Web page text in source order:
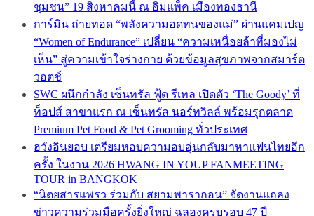
ชุมชน” 19 สิงหาคมนี้ ณ อิมแพ็ค เมืองทองธานี
การ์มิน ถ่ายทอด “พลังความอดทนของแม่” ผ่านแคมเปญ
“Women of Endurance” เปลี่ยน “ความเหนื่อยล้าที่มองไม่
เห็น” สู่ความเข้าใจร่างกาย ด้วยข้อมูลสุขภาพจากสมาร์ต
วอตช์
SWC ผนึกกำลัง เซ็นทรัล ฟู้ด รีเทล เปิดตัว ‘The Goody’ ที่
ท็อปส์ สาขาแรก ณ เซ็นทรัล นอร์ทวิลล์ พร้อมรุกตลาด
Premium Pet Food & Pet Grooming ทั่วประเทศ
ฮวังอินยอบ เตรียมหอบความอบอุ่นกลับมาหาแฟนไทยอีก
ครั้ง ในงาน 2026 HWANG IN YOUP FANMEETING
TOUR in BANGKOK
“นิตยสารแพรว ร่วมกับ สยามพารากอน” จัดงานแถลง
ข่าวความร่วมมือครั้งยิ่งใหญ่ ฉลองครบรอบ 47 ปี